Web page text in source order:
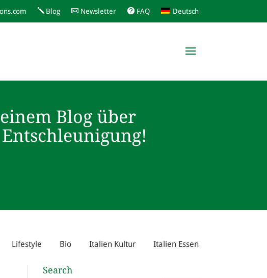
Blog Newsletter FAQ Deutsch
Blog über
Lifestyle Bio Italien Kultur Italien Essen
Search